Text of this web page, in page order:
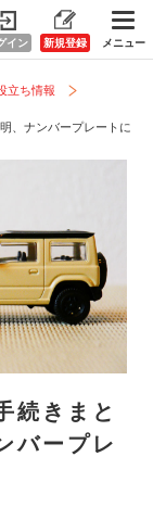
イン 新規登録 メニュー
立ち情報
、ナンバープレートに
続きまと
バープレ